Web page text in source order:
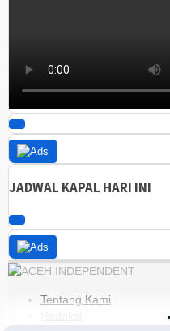
JADWAL KAPAL HARI INI
Tentang Kami
Redaksi